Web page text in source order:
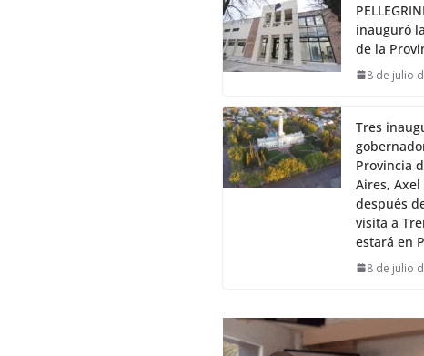
inauguró
de la
8 de julio
Tres
Provincia
Aires,
después
visita a
estará en
8 de julio